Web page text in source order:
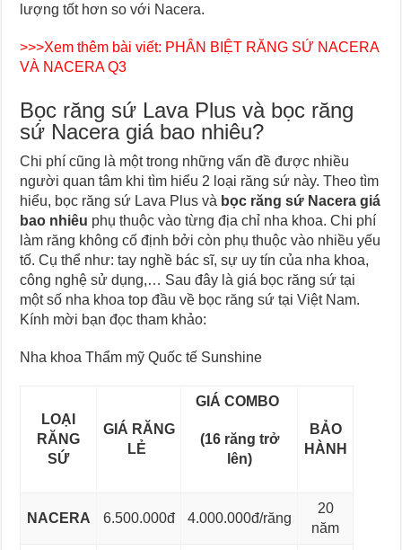
lượng tốt hơn so với Nacera.
>>>Xem thêm bài viết: PHÂN BIỆT RĂNG SỨ NACERA
VÀ NACERA Q3
Bọc răng sứ Lava Plus và bọc răng
sứ Nacera giá bao nhiêu?
Chi phí cũng là một trong những vấn đề được nhiều
người quan tâm khi tìm hiểu 2 loại răng sứ này. Theo tìm
hiểu, bọc răng sứ Lava Plus và bọc răng sứ Nacera giá
bao nhiêu phụ thuộc vào từng địa chỉ nha khoa. Chi phí
làm răng không cố định bởi còn phụ thuộc vào nhiều yếu
tố. Cụ thể như: tay nghề bác sĩ, sự uy tín của nha khoa,
công nghệ sử dụng,… Sau đây là giá bọc răng sứ tại
một số nha khoa top đầu về bọc răng sứ tại Việt Nam.
Kính mời bạn đọc tham khảo:
Nha khoa Thẩm mỹ Quốc tế Sunshine
LOẠI
RĂNG
SỨ
GIÁ RĂNG
LẺ
GIÁ COMBO
(16 răng trở
lên)
BẢO
HÀNH
NACERA 6.500.000đ 4.000.000đ/răng
20
năm